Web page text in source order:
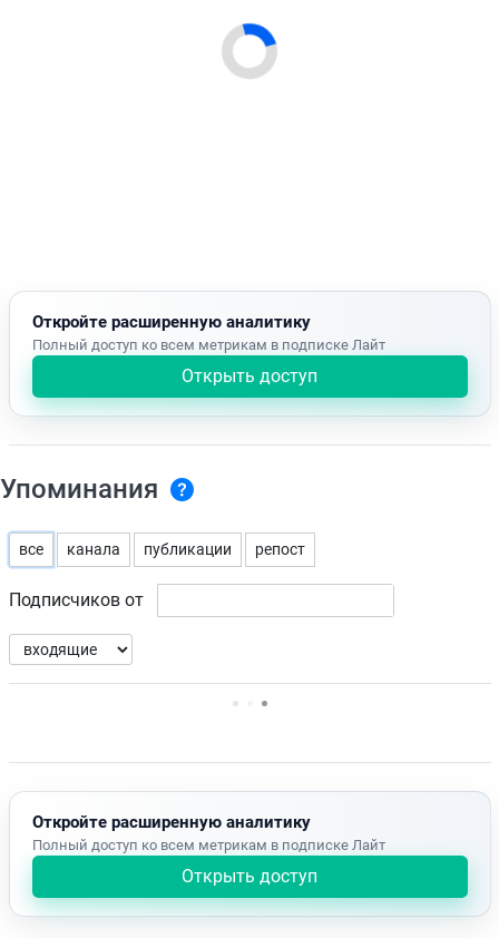
Откройте расширенную аналитику
Полный доступ ко всем метрикам в подписке Лайт
Открыть доступ
Упоминания
все канала публикации репост
Подписчиков от
Нет доступных упоминаний.
Откройте расширенную аналитику
Полный доступ ко всем метрикам в подписке Лайт
Открыть доступ